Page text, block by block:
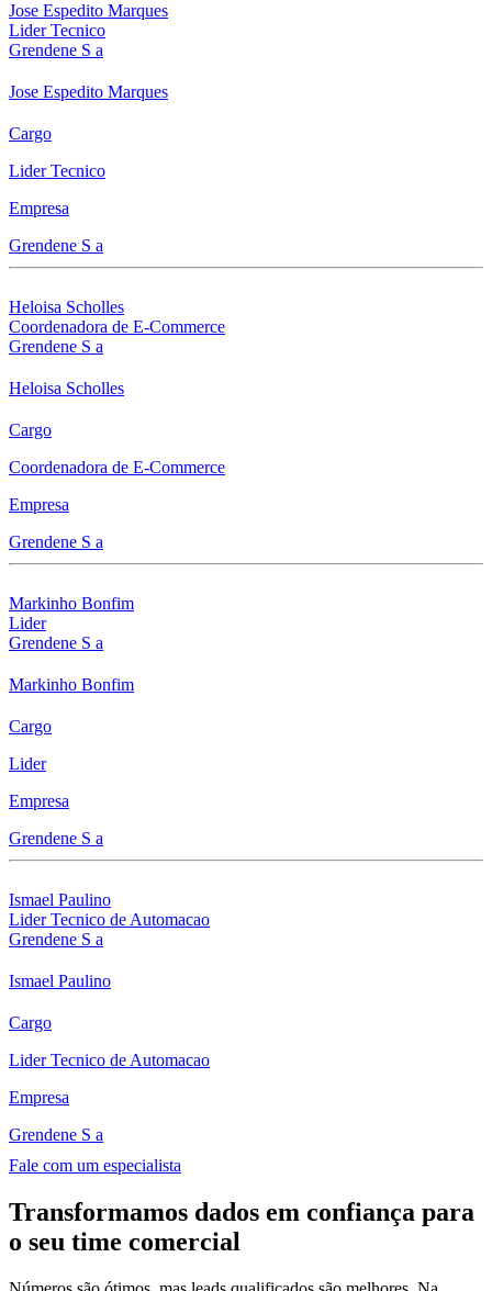
Jose Espedito Marques
Lider Tecnico
Grendene S a
Jose Espedito Marques
Cargo
Lider Tecnico
Empresa
Grendene S a
Heloisa Scholles
Coordenadora de E-Commerce
Grendene S a
Heloisa Scholles
Cargo
Coordenadora de E-Commerce
Empresa
Grendene S a
Markinho Bonfim
Lider
Grendene S a
Markinho Bonfim
Cargo
Lider
Empresa
Grendene S a
Ismael Paulino
Lider Tecnico de Automacao
Grendene S a
Ismael Paulino
Cargo
Lider Tecnico de Automacao
Empresa
Grendene S a
Fale com um especialista
Transformamos dados em confiança para
o seu time comercial